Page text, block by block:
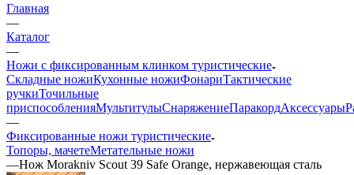
Главная
—
Каталог
—
Ножи с фиксированным клинком туристические
Складные ножиКухонные ножиФонариТактические
ручкиТочильные
приспособленияМультитулыСнаряжениеПаракордАксессуары
—
Фиксированные ножи туристические
Топоры, мачетеМетательные ножи
—Нож Morakniv Scout 39 Safe Orange, нержавеющая сталь